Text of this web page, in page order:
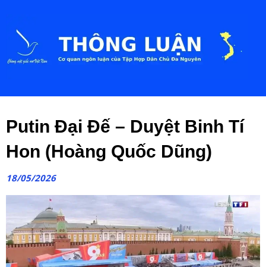
Putin Đại Đế – Duyệt Binh Tí
Hon (Hoàng Quốc Dũng)
18/05/2026